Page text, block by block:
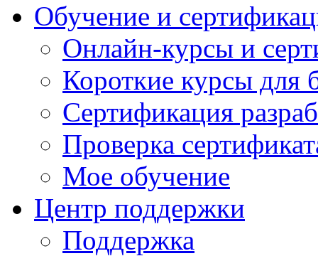
Обучение и
Онлайн-курсы и
Короткие курсы для
Сертификация
Проверка
Мое обучение
Центр поддержки
Поддержка